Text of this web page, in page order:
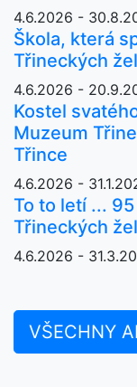
4.6.2026 -
Škola, která
Třineckých
4.6.2026 -
Kostel
Muzeum
Třince
4.6.2026 -
To to letí ...
Třineckých
4.6.2026 -
VŠECHNY